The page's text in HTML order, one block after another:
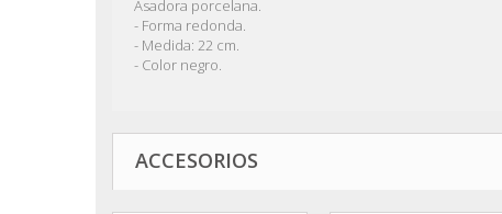
Asadora porcelana.
- Forma redonda.
- Medida: 22 cm.
- Color negro.
ACCESORIOS